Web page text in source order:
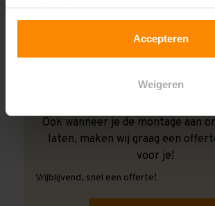
accepteren!
Accepteren
Weigeren
Ook wanneer je de montage aan
laten, maken wij graag een
voor je!
Vrijblijvend, snel een offerte!